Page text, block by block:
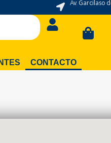
Av. Garcilaso
CONTACTO